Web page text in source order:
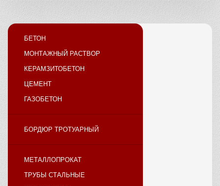
БЕТОН
МОНТАЖНЫЙ РАСТВОР
КЕРАМЗИТОБЕТОН
ЦЕМЕНТ
ГАЗОБЕТОН
БОРДЮР ТРОТУАРНЫЙ
МЕТАЛЛОПРОКАТ
ТРУБЫ СТАЛЬНЫЕ